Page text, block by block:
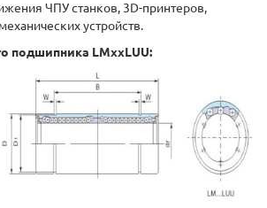
ЧПУ станков, 3D-принтеров,
устройств.
подшипника LMxxLUU: